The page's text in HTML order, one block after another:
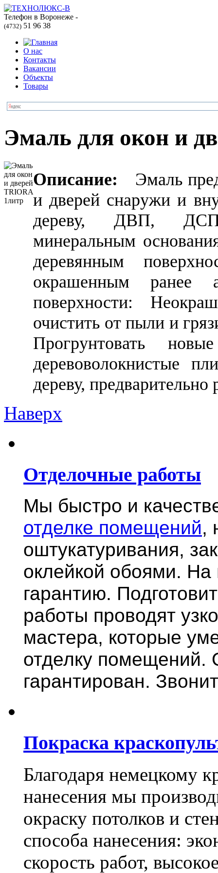
Телефон в Воронеже -
(4732) 51 96 38
О нас
Контакты
Вакансии
Объекты
Товары
Эмаль для окон и
Описание: Эмаль
и дверей снаружи и
дереву, ДВП, ДСП,
минеральным
деревянным
окрашенным ранее
поверхности:
очистить от пыли и
Прогрунтовать
деревоволокнистые
дереву,
Наверх
Отделочные работы
Мы быстро и
отделке помещений,
оштукатуривания,
оклейкой обоями.
гарантию.
работы проводят
мастера, которые
отделку помещений.
гарантирован.
Покраска
Благодаря немецкому
нанесения мы
окраску потолков и
способа нанесения:
скорость работ,